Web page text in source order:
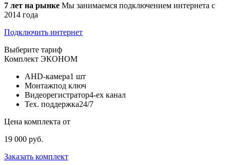
7 лет на рынке Мы занимаемся подключением интернета с
2014 года
Подключить интернет
Выберите тариф
Комплект ЭКОНОМ
AHD-камера1 шт
Монтажпод ключ
Видеорегистратор4-ех канал
Тех. поддержка24/7
Цена комплекта от
19 000 руб.
Заказать комплект